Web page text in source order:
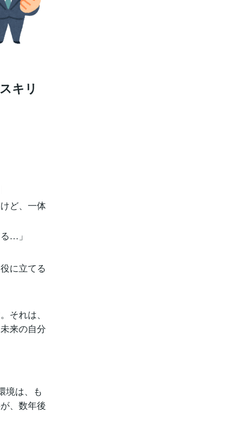
キリ
ど、一体
…」
に立てる
それは、
来の自分
境は、も
、数年後